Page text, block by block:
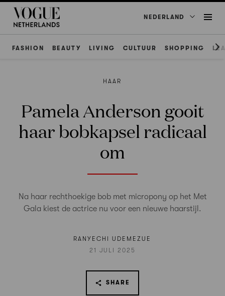
NEDERLAND
FASHION BEAUTY LIVING CULTUUR SHOPPING
HAAR
Pamela Anderson gooit
haar bobkapsel radicaal
om
Na haar rechthoekige bob met micropony op het Met
Gala kiest de actrice nu voor een nieuwe haarstijl.
RANYECHI UDEMEZUE
21 JULI 2025
SHARE